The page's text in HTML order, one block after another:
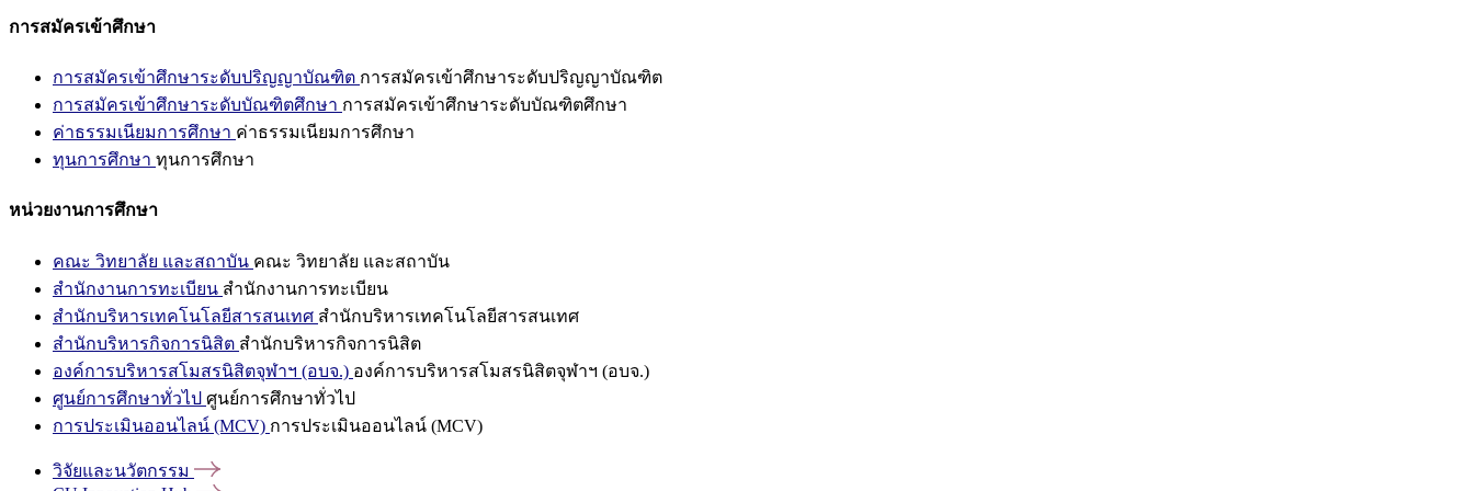
การสมัครเข้าศึกษา
การสมัครเข้าศึกษาระดับปริญญาบัณฑิต การสมัครเข้าศึกษาระดับปริญญาบัณฑิต
การสมัครเข้าศึกษาระดับบัณฑิตศึกษา การสมัครเข้าศึกษาระดับบัณฑิตศึกษา
ค่าธรรมเนียมการศึกษา ค่าธรรมเนียมการศึกษา
ทุนการศึกษา ทุนการศึกษา
หน่วยงานการศึกษา
คณะ วิทยาลัย และสถาบัน คณะ วิทยาลัย และสถาบัน
สำนักงานการทะเบียน สำนักงานการทะเบียน
สำนักบริหารเทคโนโลยีสารสนเทศ สำนักบริหารเทคโนโลยีสารสนเทศ
สำนักบริหารกิจการนิสิต สำนักบริหารกิจการนิสิต
องค์การบริหารสโมสรนิสิตจุฬาฯ (อบจ.) องค์การบริหารสโมสรนิสิตจุฬาฯ (อบจ.)
ศูนย์การศึกษาทั่วไป ศูนย์การศึกษาทั่วไป
การประเมินออนไลน์ (MCV) การประเมินออนไลน์ (MCV)
วิจัยและนวัตกรรม